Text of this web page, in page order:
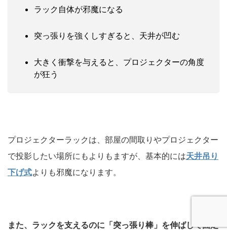
ラック自体が邪魔になる
突っ張りを強くしすぎると、天井が凹む
大きく衝撃を与えると、プロジェクターの角度
が狂う
プロジェクターラックは、部屋の間取りやプロジェクター
で投影したい場所にもよりもますが、基本的には天井吊り
下げ式よりも邪魔になります。
また、ラックを支えるのに「突っ張り棒」を伸ばして固定